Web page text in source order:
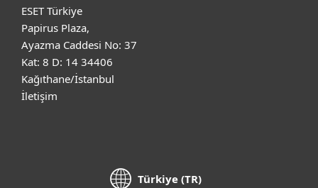
ESET Türkiye
Papirus Plaza,
Ayazma Caddesi No: 37
Kat: 8 D: 14 34406
Kağıthane/İstanbul
İletişim
Türkiye (TR)